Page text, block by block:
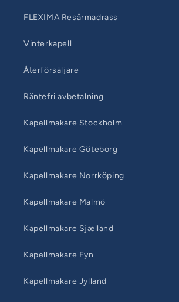
FLEXIMA Resårmadrass
Vinterkapell
Återförsäljare
Räntefri avbetalning
Kapellmakare Stockholm
Kapellmakare Göteborg
Kapellmakare Norrköping
Kapellmakare Malmö
Kapellmakare Sjælland
Kapellmakare Fyn
Kapellmakare Jylland